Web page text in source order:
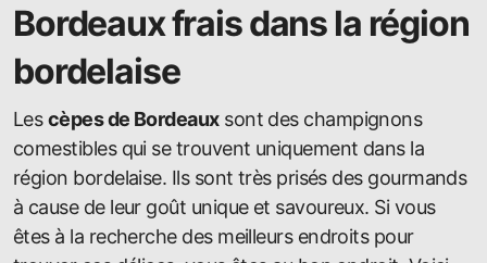
Bordeaux frais dans la région
bordelaise
Lescèpes de Bordeauxsont des champignons
comestibles qui se trouvent uniquement dans la
région bordelaise. Ils sont très prisés des gourmands
à cause de leur goût unique et savoureux. Si vous
êtes à la recherche des meilleurs endroits pour